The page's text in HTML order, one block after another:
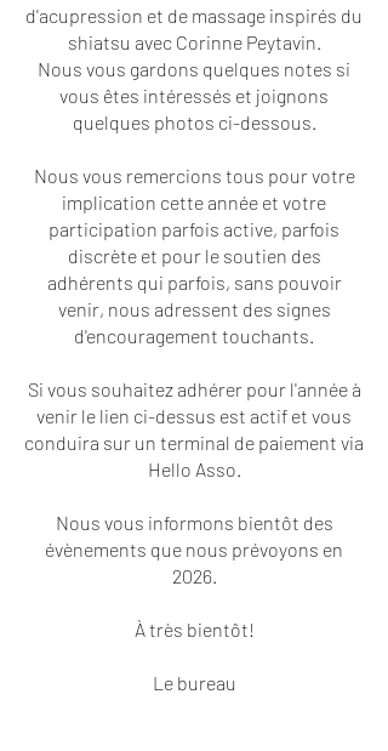
d'acupression et de massage inspirés du
shiatsu avec Corinne Peytavin.
Nous vous gardons quelques notes si
vous êtes intéressés et joignons
quelques photos ci-dessous.
Nous vous remercions tous pour votre
implication cette année et votre
participation parfois active, parfois
discrète et pour le soutien des
adhérents qui parfois, sans pouvoir
venir, nous adressent des signes
d'encouragement touchants.
Si vous souhaitez adhérer pour l'année à
venir le lien ci-dessus est actif et vous
conduira sur un terminal de paiement via
Hello Asso.
Nous vous informons bientôt des
évènements que nous prévoyons en
2026.
À très bientôt!
Le bureau